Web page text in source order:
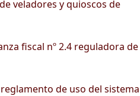
veladores y quioscos de
fiscal nº 2.4 reguladora de
de uso del sistema